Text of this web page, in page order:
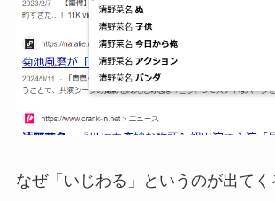
なぜ「いじわる」というのが出てく